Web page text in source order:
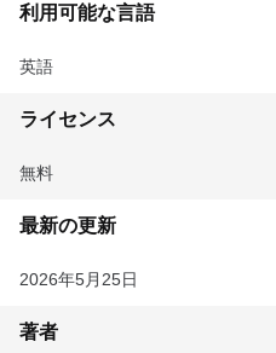
利用可能な言語
英語
ライセンス
無料
最新の更新
2026年5月25日
著者